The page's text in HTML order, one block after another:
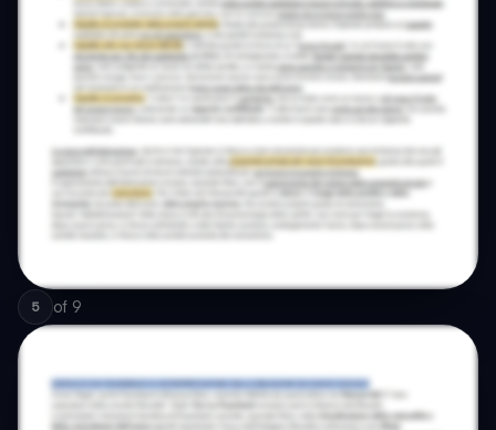
5 of 9